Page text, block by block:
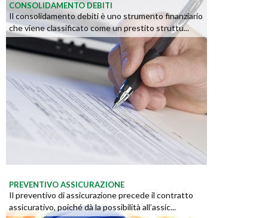
CONSOLIDAMENTO DEBITI
Il consolidamento debiti è uno strumento finanziario
che viene classificato come un prestito struttu...
PREVENTIVO ASSICURAZIONE
Il preventivo di assicurazione precede il contratto
assicurativo, poiché dà la possibilità all’assic...